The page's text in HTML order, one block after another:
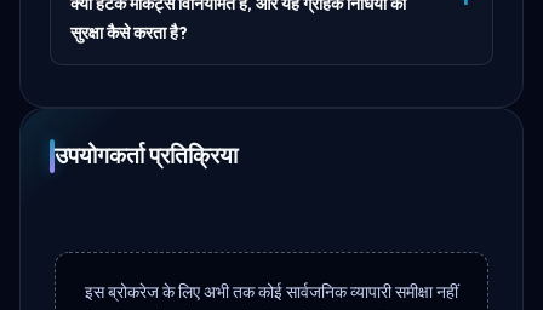
सुरक्षा कैसे करता है?
उपयोगकर्ता प्रतिक्रिया
इस ब्रोकरेज के लिए अभी तक कोई सार्वजनिक व्यापारी समीक्षा नहीं